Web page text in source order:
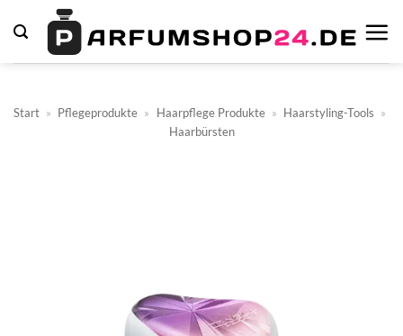
Inhalt
springen
Start » Pflegeprodukte » Haarpflege Produkte » Haarstyling-Tools »
Haarbürsten